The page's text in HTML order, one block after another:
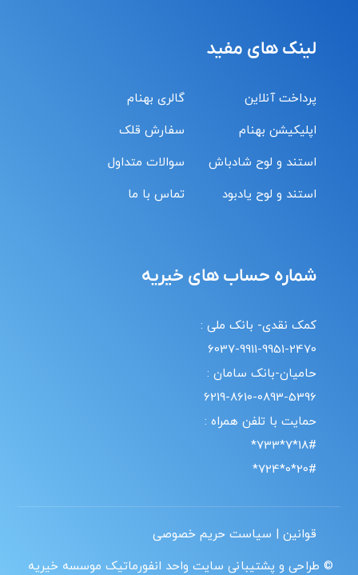
لینک های مفید
پرداخت آنلاین
اپلیکیشن بهنام
استند و لوح شادباش
استند و لوح یادبود
گالری بهنام
سفارش قلک
سوالات متداول
تماس با ما
شماره حساب های خیریه
کمک نقدی- بانک ملی :
6037-9911-9951-2470
حامیان-بانک سامان :
6219-8610-0893-5396
حمایت با تلفن همراه :
18#*7*733*
20#*0*724*
قوانین | سیاست حریم خصوصی
© طراحی و پشتیبانی سایت واحد انفورماتیک موسسه خیریه